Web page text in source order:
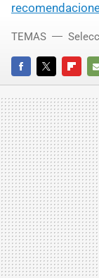
FACEBOOKTWITTER
TEMAS